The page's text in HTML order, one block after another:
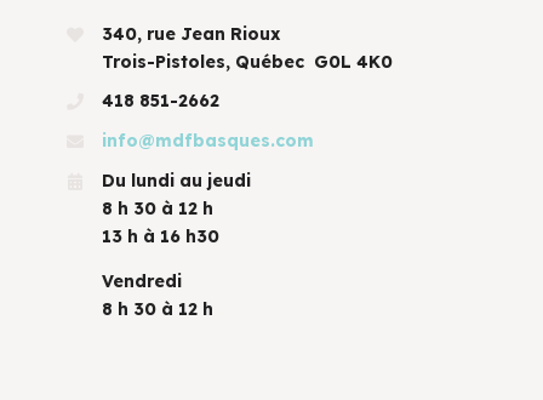
340, rue Jean Rioux
Trois-Pistoles, Québec G0L 4K0
418 851-2662
info@mdfbasques.com
Du lundi au jeudi
8 h 30 à 12 h
13 h à 16 h30
Vendredi
8 h 30 à 12 h